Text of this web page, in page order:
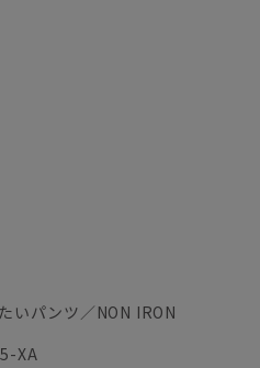
いパンツ／NON IRON
XA